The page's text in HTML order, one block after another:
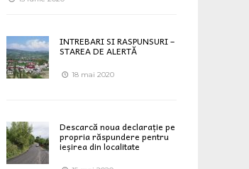
INTREBARI SI RASPUNSURI –
STAREA DE ALERTĂ
18 mai 2020
Descarcă noua declarație pe
propria răspundere pentru
ieșirea din localitate